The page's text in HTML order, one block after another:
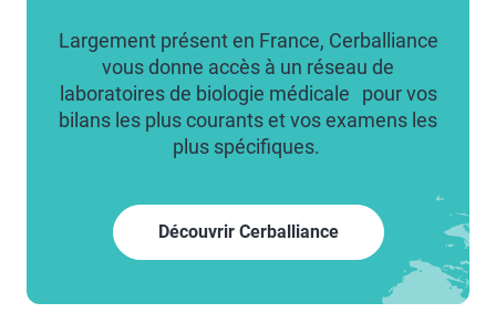
Largement présent en France, Cerballiance
vous donne accès à un réseau de
laboratoires de biologie médicale pour vos
bilans les plus courants et vos examens les
plus spécifiques.
Découvrir Cerballiance